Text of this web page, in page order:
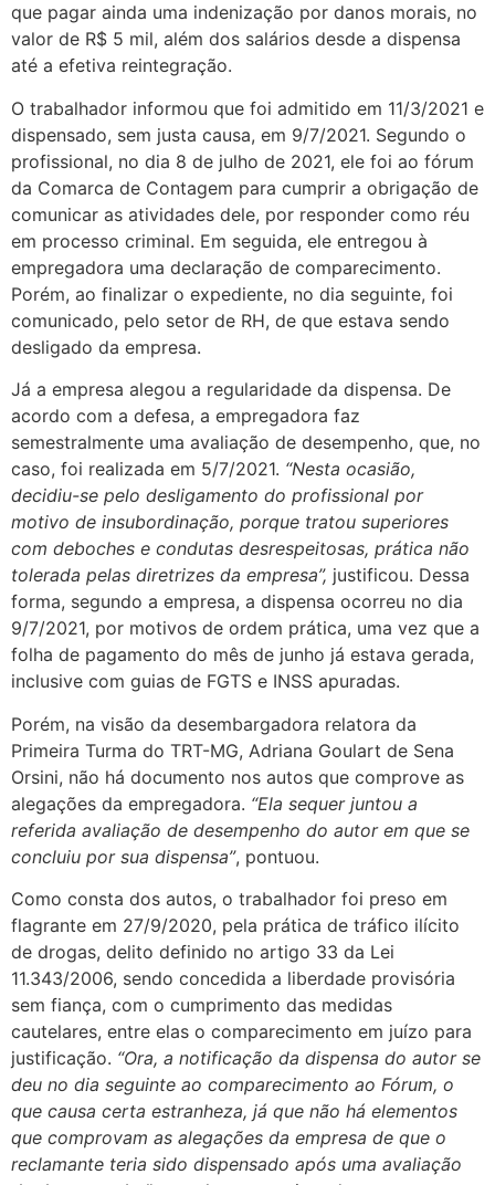
que pagar ainda uma indenização por danos morais, no
valor de R$ 5 mil, além dos salários desde a dispensa
até a efetiva reintegração.
O trabalhador informou que foi admitido em 11/3/2021 e
dispensado, sem justa causa, em 9/7/2021. Segundo o
profissional, no dia 8 de julho de 2021, ele foi ao fórum
da Comarca de Contagem para cumprir a obrigação de
comunicar as atividades dele, por responder como réu
em processo criminal. Em seguida, ele entregou à
empregadora uma declaração de comparecimento.
Porém, ao finalizar o expediente, no dia seguinte, foi
comunicado, pelo setor de RH, de que estava sendo
desligado da empresa.
Já a empresa alegou a regularidade da dispensa. De
acordo com a defesa, a empregadora faz
semestralmente uma avaliação de desempenho, que, no
caso, foi realizada em 5/7/2021. “Nesta ocasião,
decidiu-se pelo desligamento do profissional por
motivo de insubordinação, porque tratou superiores
com deboches e condutas desrespeitosas, prática não
tolerada pelas diretrizes da empresa”, justificou. Dessa
forma, segundo a empresa, a dispensa ocorreu no dia
9/7/2021, por motivos de ordem prática, uma vez que a
folha de pagamento do mês de junho já estava gerada,
inclusive com guias de FGTS e INSS apuradas.
Porém, na visão da desembargadora relatora da
Primeira Turma do TRT-MG, Adriana Goulart de Sena
Orsini, não há documento nos autos que comprove as
alegações da empregadora. “Ela sequer juntou a
referida avaliação de desempenho do autor em que se
concluiu por sua dispensa”, pontuou.
Como consta dos autos, o trabalhador foi preso em
flagrante em 27/9/2020, pela prática de tráfico ilícito
de drogas, delito definido no artigo 33 da Lei
11.343/2006, sendo concedida a liberdade provisória
sem fiança, com o cumprimento das medidas
cautelares, entre elas o comparecimento em juízo para
justificação. “Ora, a notificação da dispensa do autor se
deu no dia seguinte ao comparecimento ao Fórum, o
que causa certa estranheza, já que não há elementos
que comprovam as alegações da empresa de que o
reclamante teria sido dispensado após uma avaliação